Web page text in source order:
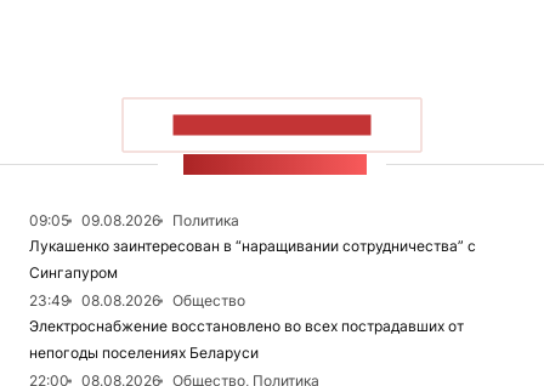
09:05 09.08.2026
Политика
Лукашенко заинтересован в “наращивании сотрудничества” с
Сингапуром
23:49
08.08.2026
Общество
Электроснабжение восстановлено во всех пострадавших от
непогоды поселениях Беларуси
22:00
08.08.2026
Общество, Политика